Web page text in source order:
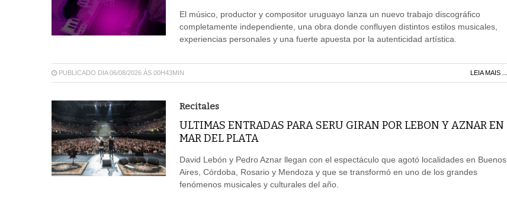
El músico, productor y compositor uruguayo lanza un nuevo trabajo discográfico
completamente independiente, una obra donde confluyen distintos estilos musicales,
experiencias personales y una fuerte apuesta por la autenticidad artística.
PUBLICADO DIA 06/08/2026 ÀS 00H43MIN LEIA MAIS ...
Recitales
ULTIMAS ENTRADAS PARA SERU GIRAN POR LEBON Y AZNAR EN
MAR DEL PLATA
David Lebón y Pedro Aznar llegan con el espectáculo que agotó localidades en Buenos
Aires, Córdoba, Rosario y Mendoza y que se transformó en uno de los grandes
fenómenos musicales y culturales del año.